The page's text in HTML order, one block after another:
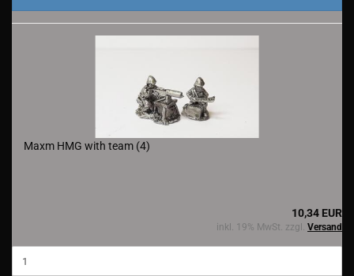
Maxm HMG with team (4)
10,34 EUR
inkl. 19% MwSt. zzgl. Versand